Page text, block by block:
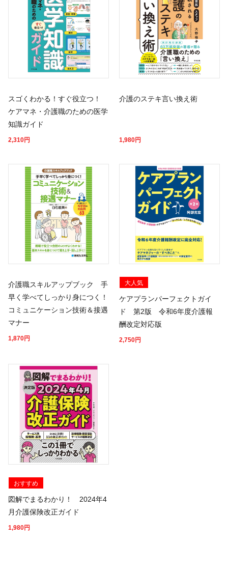
スゴくわかる！すぐ役立つ！
ケアマネ・介護職のための医学
知識ガイド
2,310円
介護のステキ言い換え術
1,980円
介護職スキルアップブック 手
早く学べてしっかり身につく！
コミュニケーション技術＆接遇
マナー
1,870円
大人気
ケアプランパーフェクトガイ
ド 第2版 令和6年度介護報
酬改定対応版
2,750円
おすすめ
図解でまるわかり！ 2024年4
月介護保険改正ガイド
1,980円